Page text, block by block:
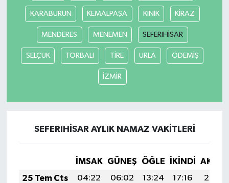
KARABURUN KEMALPAŞA KINIK KİRAZ
MENDERES MENEMEN SEFERIHİSAR
SELÇUK TORBALI TİRE URLA ÖDEMİŞ
İZMİR
SEFERIHİSAR AYLIK NAMAZ VAKITLERI
İMSAK GÜNEŞ ÖĞLE İKINDI
25 Tem Cts
04:22 06:02 13:24 17:16
20:36